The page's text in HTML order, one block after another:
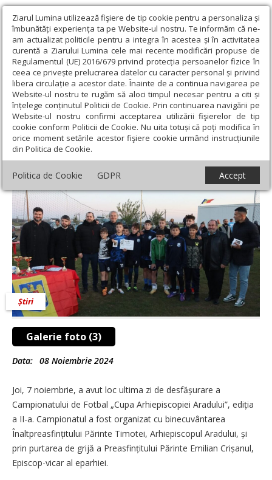
Ziarul Lumina utilizează fişiere de tip cookie pentru a personaliza și
îmbunătăți experiența ta pe Website-ul nostru. Te informăm că ne-
am actualizat politicile pentru a integra în acestea și în activitatea
curentă a Ziarului Lumina cele mai recente modificări propuse de
Regulamentul (UE) 2016/679 privind protecția persoanelor fizice în
ceea ce privește prelucrarea datelor cu caracter personal și privind
libera circulație a acestor date. Înainte de a continua navigarea pe
Website-ul nostru te rugăm să aloci timpul necesar pentru a citi și
înțelege conținutul Politicii de Cookie. Prin continuarea navigării pe
Website-ul nostru confirmi acceptarea utilizării fişierelor de tip
cookie conform Politicii de Cookie. Nu uita totuși că poți modifica în
orice moment setările acestor fişiere cookie urmând instrucțiunile
din Politica de Cookie.
Politica de Cookie GDPR Accept
Ziarul Lumina › Actualitate religioasă › Știri › Campionatul de
fotbal „Cupa Arhiepiscopiei Aradului”
Campionatul de fotbal „Cupa
Arhiepiscopiei Aradului”
Galerie foto (3)
Știri
Data: 08 Noiembrie 2024
Joi, 7 noiembrie, a avut loc ultima zi de desfășurare a
Campionatului de Fotbal „Cupa Arhiepiscopiei Aradului”, ediția
a II-a. Campionatul a fost organizat cu binecuvântarea
Înaltpreasfințitului Părinte Timotei, Arhiepiscopul Aradului, și
prin purtarea de grijă a Preasfințitului Părinte Emilian Crișanul,
Episcop-vicar al eparhiei.